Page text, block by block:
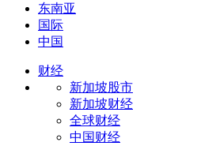
东南亚
国际
中国
财经
新加坡股市
新加坡财经
全球财经
中国财经